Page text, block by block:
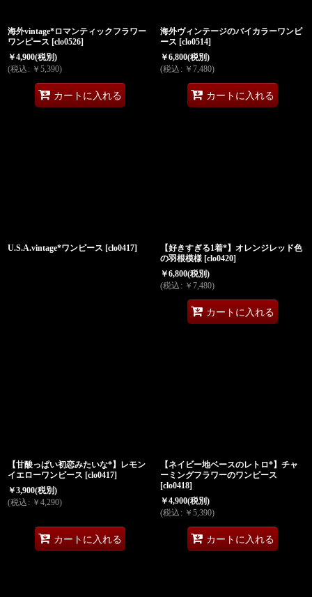
海外vintage*ロマンティックフラワー
ワンピース [clo0526]
￥4,900(税別)
(税込 : ￥ 5,390)
カートに入れる
海外ヴィンテージのバイカラーワンピ
ース [clo0514]
￥6,800(税別)
(税込 : ￥ 7,480)
カートに入れる
U.S.A.vintage*ワンピース [clo0417]
【好きすぎる1着*】オレンジレッド色
の羽根模様 [clo0420]
￥6,800(税別)
(税込 : ￥ 7,480)
カートに入れる
【甘酸っぱい初恋みたいな*】レモン
イエローワンピース [clo0417]
￥3,900(税別)
(税込 : ￥ 4,290)
カートに入れる
【ネイビー地ベースのレトロ*】チャ
ーミングフラワーのワンピース
[clo0418]
￥4,900(税別)
(税込 : ￥ 5,390)
カートに入れる